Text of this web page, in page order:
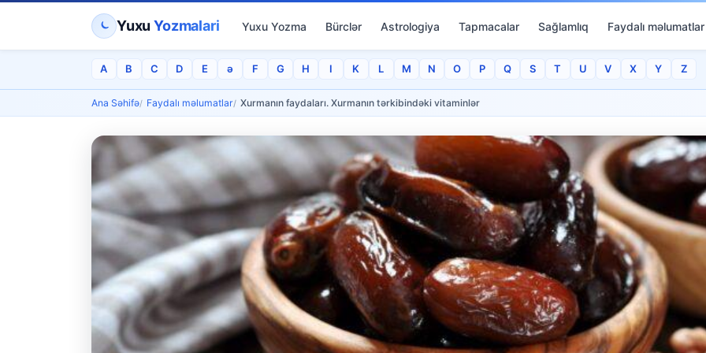
YuxuYozmalari Yuxu Yozma Bürclər Astrologiya Tapmacalar Sağlamlıq Faydalı məlumatlar
A B C D E ə F G H I K L M N O P Q S T U V X Y Z
Ana Səhifə Faydalı məlumatlar Xurmanın faydaları. Xurmanın tərkibindəki vitaminlər